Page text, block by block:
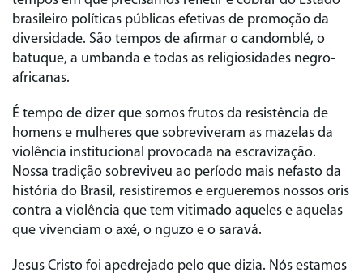
brasileiro políticas públicas efetivas de promoção da
diversidade. São tempos de afirmar o candomblé, o
batuque, a umbanda e todas as religiosidades negro-
africanas.
É tempo de dizer que somos frutos da resistência de
homens e mulheres que sobreviveram as mazelas da
violência institucional provocada na escravização.
Nossa tradição sobreviveu ao período mais nefasto da
história do Brasil, resistiremos e ergueremos nossos oris
contra a violência que tem vitimado aqueles e aquelas
que vivenciam o axé, o nguzo e o saravá.
Jesus Cristo foi apedrejado pelo que dizia. Nós estamos